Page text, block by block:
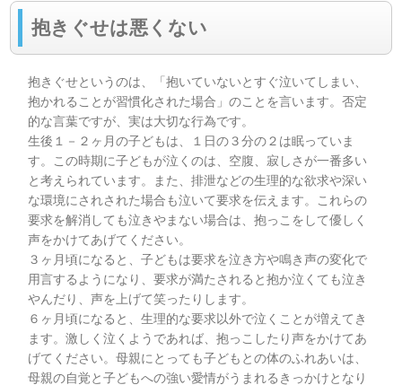
抱きぐせは悪くない
抱きぐせというのは、「抱いていないとすぐ泣いてしまい、
抱かれることが習慣化された場合」のことを言います。否定
的な言葉ですが、実は大切な行為です。
生後１－２ヶ月の子どもは、１日の３分の２は眠っていま
す。この時期に子どもが泣くのは、空腹、寂しさが一番多い
と考えられています。また、排泄などの生理的な欲求や深い
な環境にされされた場合も泣いて要求を伝えます。これらの
要求を解消しても泣きやまない場合は、抱っこをして優しく
声をかけてあげてください。
３ヶ月頃になると、子どもは要求を泣き方や鳴き声の変化で
用言するようになり、要求が満たされると抱か泣くても泣き
やんだり、声を上げて笑ったりします。
６ヶ月頃になると、生理的な要求以外で泣くことが増えてき
ます。激しく泣くようであれば、抱っこしたり声をかけてあ
げてください。母親にとっても子どもとの体のふれあいは、
母親の自覚と子どもへの強い愛情がうまれるきっかけとなり